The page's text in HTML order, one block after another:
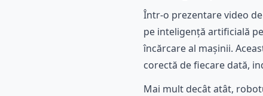
Într-o prezentare video
pe inteligență artificială
încărcare al mașinii.
corectă de fiecare dată,
Mai mult decât atât,